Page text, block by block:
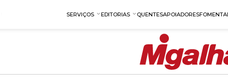
SERVIÇOS EDITORIAS QUENTESAPOIADORES